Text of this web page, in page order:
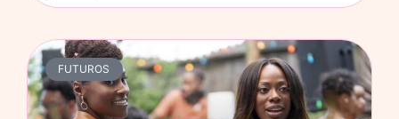
FUTUROS